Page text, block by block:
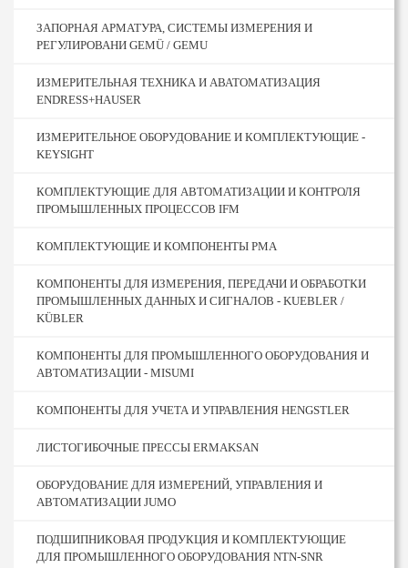
ЗАПОРНАЯ АРМАТУРА, СИСТЕМЫ ИЗМЕРЕНИЯ И
РЕГУЛИРОВАНИ GEMÜ / GEMU
ИЗМЕРИТЕЛЬНАЯ ТЕХНИКА И АВАТОМАТИЗАЦИЯ
ENDRESS+HAUSER
ИЗМЕРИТЕЛЬНОЕ ОБОРУДОВАНИЕ И КОМПЛЕКТУЮЩИЕ -
KEYSIGHT
КОМПЛЕКТУЮЩИЕ ДЛЯ АВТОМАТИЗАЦИИ И КОНТРОЛЯ
ПРОМЫШЛЕННЫХ ПРОЦЕССОВ IFM
КОМПЛЕКТУЮЩИЕ И КОМПОНЕНТЫ PMA
КОМПОНЕНТЫ ДЛЯ ИЗМЕРЕНИЯ, ПЕРЕДАЧИ И ОБРАБОТКИ
ПРОМЫШЛЕННЫХ ДАННЫХ И СИГНАЛОВ - KUEBLER /
KÜBLER
КОМПОНЕНТЫ ДЛЯ ПРОМЫШЛЕННОГО ОБОРУДОВАНИЯ И
АВТОМАТИЗАЦИИ - MISUMI
КОМПОНЕНТЫ ДЛЯ УЧЕТА И УПРАВЛЕНИЯ HENGSTLER
ЛИСТОГИБОЧНЫЕ ПРЕССЫ ERMAKSAN
ОБОРУДОВАНИЕ ДЛЯ ИЗМЕРЕНИЙ, УПРАВЛЕНИЯ И
АВТОМАТИЗАЦИИ JUMO
ПОДШИПНИКОВАЯ ПРОДУКЦИЯ И КОМПЛЕКТУЮЩИЕ
ДЛЯ ПРОМЫШЛЕННОГО ОБОРУДОВАНИЯ NTN-SNR